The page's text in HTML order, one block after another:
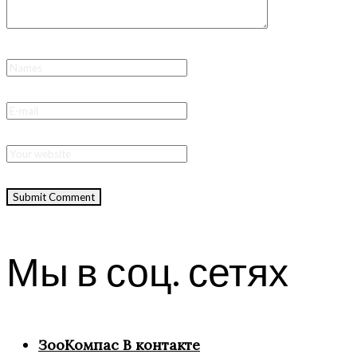
Мы в соц. сетях
ЗооКомпас В контакте